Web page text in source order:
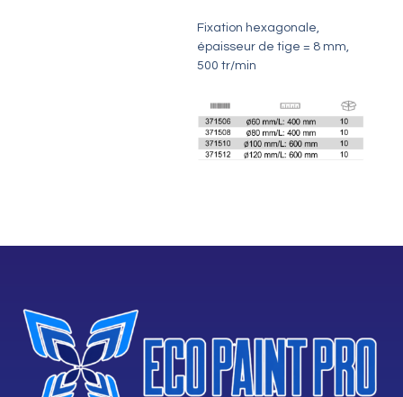
Fixation hexagonale,
épaisseur de tige = 8 mm,
500 tr/min